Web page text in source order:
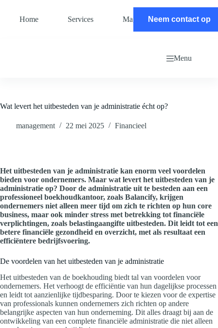
Home Services Magazine Contact
Neem contact op
Menu
Wat levert het uitbesteden van je administratie écht op?
management 22 mei 2025 Financieel
Het uitbesteden van je administratie kan enorm veel voordelen
bieden voor ondernemers. Maar wat levert het uitbesteden van je
administratie op? Door de administratie uit te besteden aan een
professioneel boekhoudkantoor, zoals Balancify, krijgen
ondernemers niet alleen meer tijd om zich te richten op hun core
business, maar ook minder stress met betrekking tot financiële
verplichtingen, zoals belastingaangifte uitbesteden. Dit leidt tot een
betere financiële gezondheid en overzicht, met als resultaat een
efficiëntere bedrijfsvoering.
De voordelen van het uitbesteden van je administratie
Het uitbesteden van de boekhouding biedt tal van voordelen voor
ondernemers. Het verhoogt de efficiëntie van hun dagelijkse processen
en leidt tot aanzienlijke tijdbesparing. Door te kiezen voor de expertise
van professionals kunnen ondernemers zich richten op andere
belangrijke aspecten van hun onderneming. Dit alles draagt bij aan de
ontwikkeling van een complete financiële administratie die niet alleen